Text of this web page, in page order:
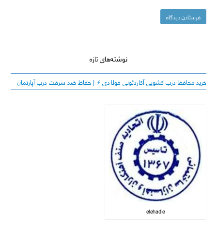
نوشته‌های تازه
خرید محافظ درب کشویی آکاردئونی فولادی ⚡️ | حفاظ ضد سرقت درب آپارتمان
etehadie